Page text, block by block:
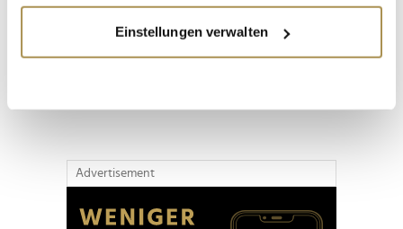
Informationen über Ihre geografische Lage
erfassen, welche bis auf einige Meter genau sein
verarbeitet werden, und legen Sie Ihre Präferenzen im
Einstellungen verwalten
Advertisement